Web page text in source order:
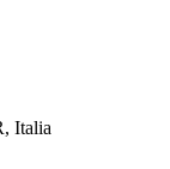
Italia